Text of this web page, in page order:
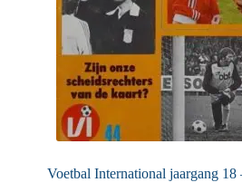
Voetbal International jaargang